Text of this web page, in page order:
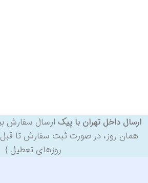
ارسال داخل تهران با پیک
روزهای تعطیل }